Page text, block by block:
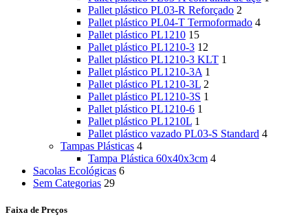
Pallet plástico PL03-R Reforçado 2
Pallet plástico PL04-T Termoformado 4
Pallet plástico PL1210 15
Pallet plástico PL1210-3 12
Pallet plástico PL1210-3 KLT 1
Pallet plástico PL1210-3A 1
Pallet plástico PL1210-3L 2
Pallet plástico PL1210-3S 1
Pallet plástico PL1210-6 1
Pallet plástico PL1210L 1
Pallet plástico vazado PL03-S Standard 4
Tampas Plásticas 4
Tampa Plástica 60x40x3cm 4
Sacolas Ecológicas 6
Sem Categorias 29
Faixa de Preços